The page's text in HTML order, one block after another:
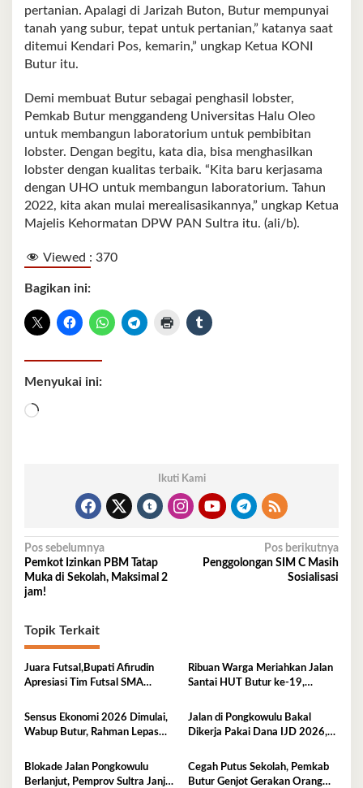
pertanian. Apalagi di Jarizah Buton, Butur mempunyai
tanah yang subur, tepat untuk pertanian,” katanya saat
ditemui Kendari Pos, kemarin,” ungkap Ketua KONI
Butur itu.
Demi membuat Butur sebagai penghasil lobster,
Pemkab Butur menggandeng Universitas Halu Oleo
untuk membangun laboratorium untuk pembibitan
lobster. Dengan begitu, kata dia, bisa menghasilkan
lobster dengan kualitas terbaik. “Kita baru kerjasama
dengan UHO untuk membangun laboratorium. Tahun
2022, kita akan mulai merealisasikannya,” ungkap Ketua
Majelis Kehormatan DPW PAN Sultra itu. (ali/b).
Viewed : 370
Bagikan ini:
Menyukai ini:
Memuat...
Ikuti Kami
Navigasi
pos
Pos sebelumnya
Pemkot Izinkan PBM Tatap
Muka di Sekolah, Maksimal 2
jam!
Pos berikutnya
Penggolongan SIM C Masih
Sosialisasi
Topik Terkait
Juara Futsal,Bupati Afirudin
Apresiasi Tim Futsal SMA
Ribuan Warga Meriahkan Jalan
Santai HUT Butur ke-19,
Sensus Ekonomi 2026 Dimulai,
Wabup Butur, Rahman Lepas
Jalan di Pongkowulu Bakal
Dikerja Pakai Dana IJD 2026,
Blokade Jalan Pongkowulu
Berlanjut, Pemprov Sultra Janji
Cegah Putus Sekolah, Pemkab
Butur Genjot Gerakan Orang